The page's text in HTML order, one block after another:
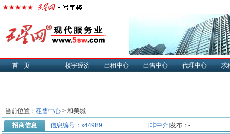
首页 楼宇经济 出租中心 出售中心 代理中心 求
当前位置： 租售中心 > 和美城
招商信息
信息编号：x44989 [非中介]发布：-